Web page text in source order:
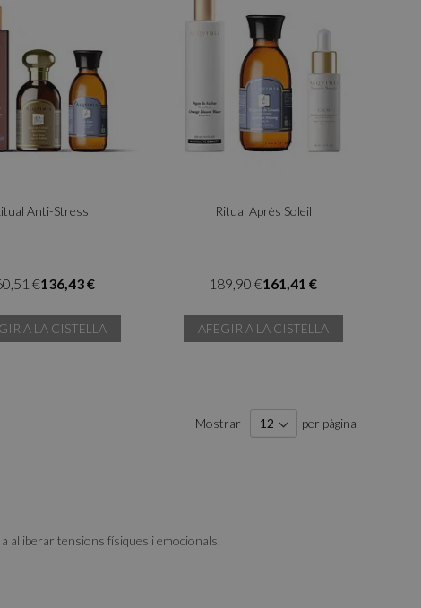
Anti-Stress
136,43 €
€
A LA CISTELLA
Ritual Après Soleil
161,41 €
189,90 €
AFEGIR A LA CISTELLA
Mostrar per pàgina
alliberar tensions físiques i emocionals.